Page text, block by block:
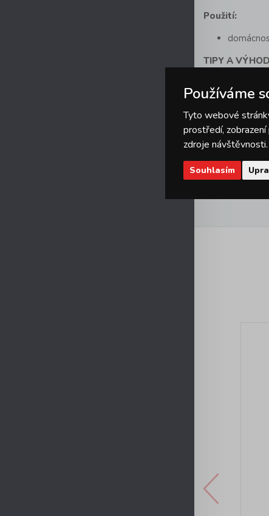
Použití:
TIPY A
nejdete v naší
Pokud se
sortiment.
osvětlení,
Používáme
Tyto webové
prostředí,
zdroje návštěvnosti.
Souhlasím